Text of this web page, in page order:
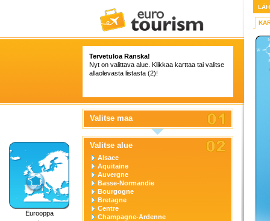
Tervetuloa Ranska!
Nyt on valittava alue. Klikkaa karttaa tai valitse
allaolevasta listasta (2)!
Eurooppa
Valitse maa
Valitse alue
Alsace
Aquitaine
Auvergne
Basse-Normandie
Bourgogne
Bretagne
Centre
Champagne-Ardenne